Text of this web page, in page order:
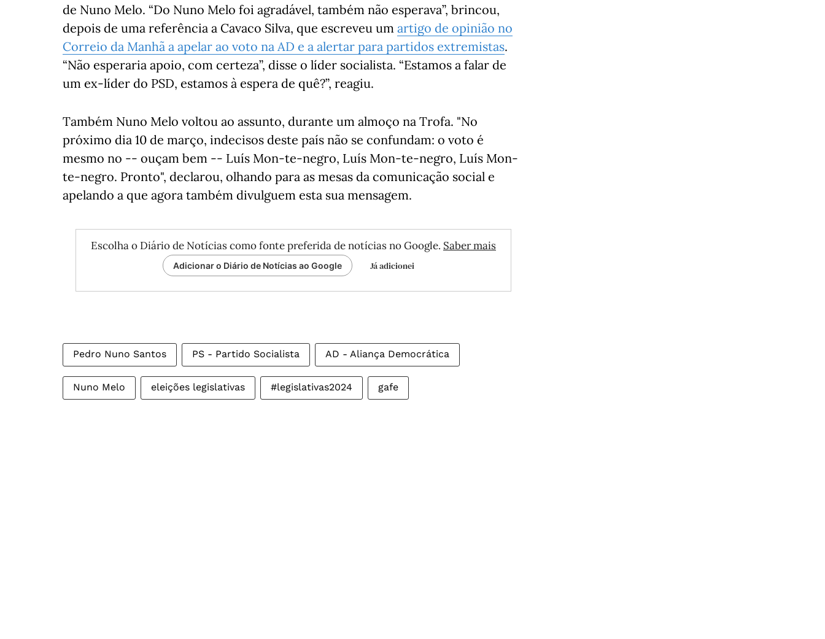
de Nuno Melo. “Do Nuno Melo foi agradável, também não esperava”, brincou,
depois de uma referência a Cavaco Silva, que escreveu um artigo de opinião no
Correio da Manhã a apelar ao voto na AD e a alertar para partidos extremistas.
“Não esperaria apoio, com certeza”, disse o líder socialista. “Estamos a falar de
um ex-líder do PSD, estamos à espera de quê?”, reagiu.
Também Nuno Melo voltou ao assunto, durante um almoço na Trofa. "No
próximo dia 10 de março, indecisos deste país não se confundam: o voto é
mesmo no -- ouçam bem -- Luís Mon-te-negro, Luís Mon-te-negro, Luís Mon-
te-negro. Pronto", declarou, olhando para as mesas da comunicação social e
apelando a que agora também divulguem esta sua mensagem.
Escolha o Diário de Notícias como fonte preferida de notícias no Google. Saber mais
Adicionar o Diário de Notícias ao Google Já adicionei
Pedro Nuno Santos PS - Partido Socialista AD - Aliança Democrática
Nuno Melo eleições legislativas #legislativas2024 gafe